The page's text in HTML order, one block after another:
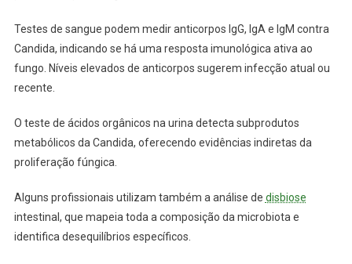
Testes de sangue podem medir anticorpos IgG, IgA e IgM contra
Candida, indicando se há uma resposta imunológica ativa ao
fungo. Níveis elevados de anticorpos sugerem infecção atual ou
recente.
O teste de ácidos orgânicos na urina detecta subprodutos
metabólicos da Candida, oferecendo evidências indiretas da
proliferação fúngica.
Alguns profissionais utilizam também a análise de disbiose
intestinal, que mapeia toda a composição da microbiota e
identifica desequilíbrios específicos.